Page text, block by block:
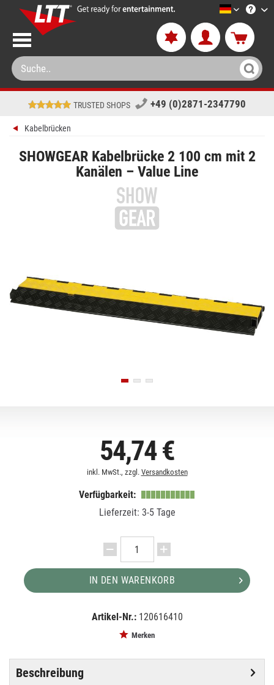
LTT-
TRUSTED SHOPS +49 (0)2871-2347790
Kabelbrücken
SHOWGEAR Kabelbrücke 2 100 cm mit 2
Kanälen – Value Line
54,74 €
inkl. MwSt., zzgl. Versandkosten
Verfügbarkeit:
Lieferzeit: 3-5 Tage
IN DEN WARENKORB
Artikel-Nr.: 120616410
Merken
Beschreibung